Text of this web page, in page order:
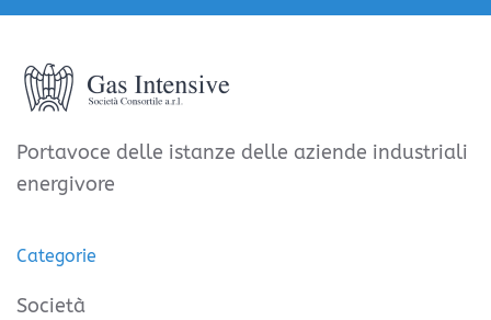
Portavoce delle istanze delle aziende industriali
energivore
Categorie
Società